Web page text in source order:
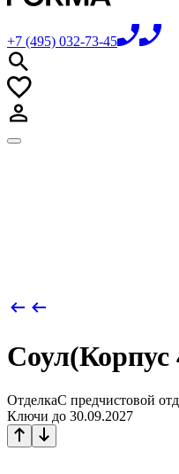
+7 (495) 032-73-45
Соул(Корпус
ОтделкаС предчистовой
Ключи до 30.09.2027